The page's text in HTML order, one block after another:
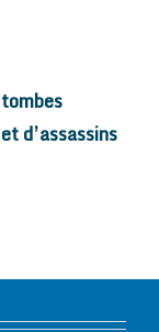
d’assassins